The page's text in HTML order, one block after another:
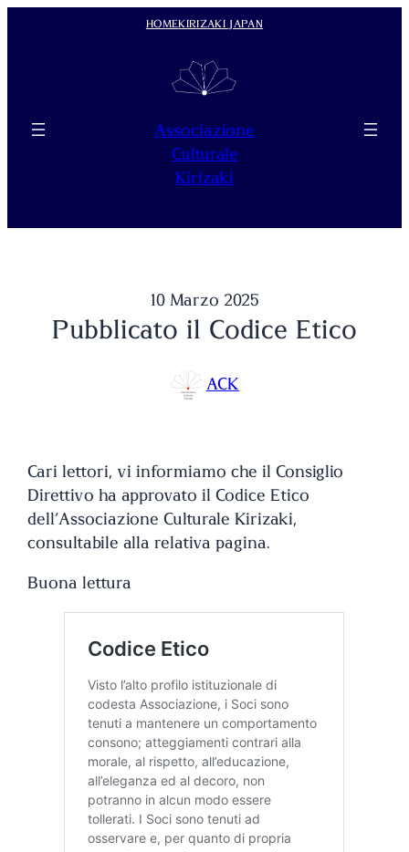
HOMEKIRIZAKI JAPAN
Associazione
Culturale
Kirizaki
10 Marzo 2025
Pubblicato il Codice Etico
ACK
Cari lettori, vi informiamo che il Consiglio
Direttivo ha approvato il Codice Etico
dell’Associazione Culturale Kirizaki,
consultabile alla relativa pagina.
Buona lettura